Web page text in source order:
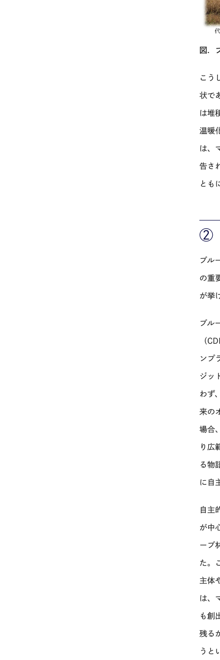
図．
こう
状で
は堆
温暖
は、
告さ
とも
②
ブル
の重
が挙
ブル
（
ンプ
ジッ
わず
来の
場合
り広
る物
に自
自主
が中
ーブ
た。
主体
は、
も創
残る
うと